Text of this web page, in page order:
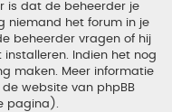
is dat de beheerder je
niemand het forum in je
beheerder vragen of hij
Indien het nog
maken. Meer informatie
website van phpBB
pagina).